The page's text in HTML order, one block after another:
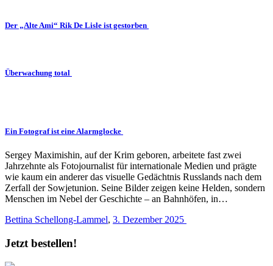
Der „Alte Ami“ Rik De Lisle ist gestorben
Überwachung total
Ein Fotograf ist eine Alarmglocke
Sergey Maximishin, auf der Krim geboren, arbeitete fast zwei
Jahrzehnte als Fotojournalist für internationale Medien und prägte
wie kaum ein anderer das visuelle Gedächtnis Russlands nach dem
Zerfall der Sowjetunion. Seine Bilder zeigen keine Helden, sondern
Menschen im Nebel der Geschichte – an Bahnhöfen, in…
Bettina Schellong-Lammel, 3. Dezember 2025
Jetzt bestellen!